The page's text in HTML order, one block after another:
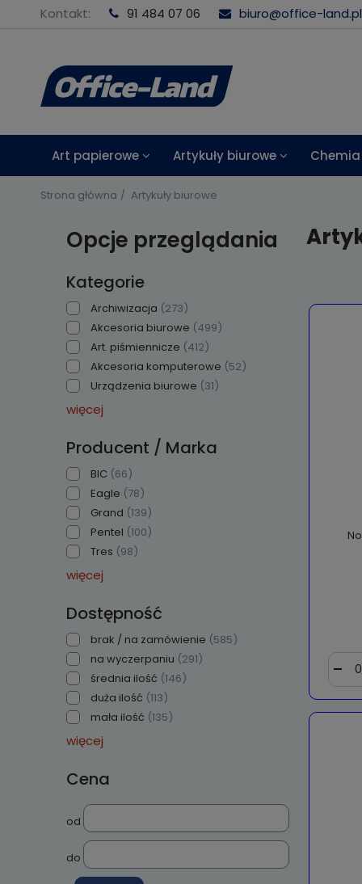
Kontakt: 91 484 07 06 biuro@office-land.pl
Art papierowe Artykuły biurowe
Strona główna Artykuły biurowe
Opcje przeglądania
Kategorie
Archiwizacja (273)
Akcesoria biurowe (499)
Art. piśmiennicze (412)
Akcesoria komputerowe (52)
Urządzenia biurowe (31)
więcej
Producent / Marka
BIC (66)
Eagle (78)
Grand (139)
Pentel (100)
Tres (98)
więcej
Dostępność
brak / na zamówienie (585)
na wyczerpaniu (291)
średnia ilość (146)
duża ilość (113)
mała ilość (135)
więcej
Cena
od
do